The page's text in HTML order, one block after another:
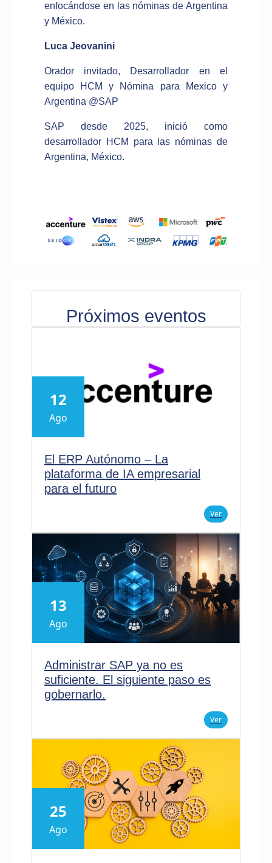
enfocándose en las nóminas de Argentina
y México.
Luca Jeovanini
Orador invitado, Desarrollador en el
equipo HCM y Nómina para Mexico y
Argentina @SAP
SAP desde 2025, inició como
desarrollador HCM para las nóminas de
Argentina, México.
Próximos eventos
12
Ago
El ERP Autónomo – La
plataforma de IA empresarial
para el futuro
Ver
13
Ago
Administrar SAP ya no es
suficiente. El siguiente paso es
gobernarlo.
Ver
25
Ago